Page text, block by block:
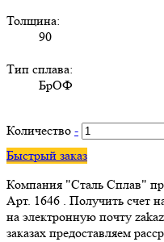
Толщина:
90
Тип сплава:
БрОФ
Количество -
Быстрый заказ
Компания "Сталь Сплав"
Арт. 1646 . Получить счет
на электронную почту
заказах предоставляем